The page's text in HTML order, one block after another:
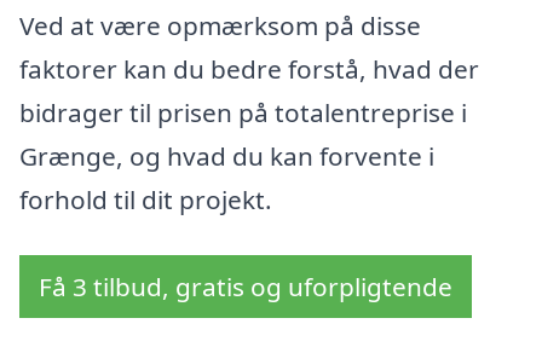
Ved at være opmærksom på disse
faktorer kan du bedre forstå, hvad der
bidrager til prisen på totalentreprise i
Grænge, og hvad du kan forvente i
forhold til dit projekt.
Få 3 tilbud, gratis og uforpligtende